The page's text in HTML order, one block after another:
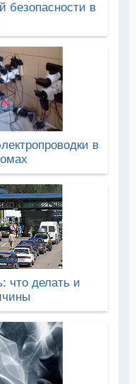
безопасности в
в
что делать и